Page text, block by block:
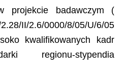
projekcie badawczym (
II/2.6/0000/8/05/U/6/05
kwalifikowanych kadr
regionu-stypendia